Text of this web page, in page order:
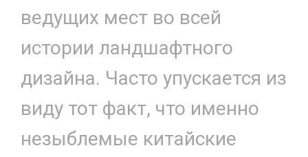
ведущих мест во всей
истории ландшафтного
дизайна. Часто упускается из
виду тот факт, что именно
незыблемые китайские